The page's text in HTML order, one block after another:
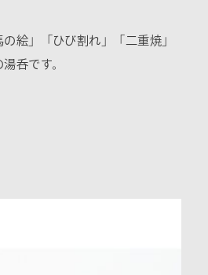
絵」「ひび割れ」「二重焼」
呑です。